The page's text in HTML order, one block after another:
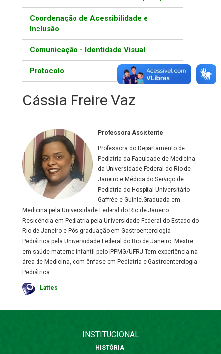
Coordenação de Acessibilidade e
Inclusão
Comunicação - Identidade Visual
Protocolo
Cássia Freire Vaz
Professora Assistente
Professora do Departamento de
Pediatria da Faculdade de Medicina
da Universidade Federal do Rio de
Janeiro e Médica do Serviço de
Pediatria do Hospital Universitário
Gaffrée e Guinle.Graduada em
Medicina pela Universidade Federal do Rio de Janeiro.
Residência em Pediatria pela Universidade Federal do Estado do
Rio de Janeiro e Pós graduação em Gastroenterologia
Pediátrica pela Universidade Federal do Rio de Janeiro. Mestre
em saúde materno infantil pelo IPPMG/UFRJ.Tem experiência na
área de Medicina, com ênfase em Pediatria e Gastroenterologia
Pediátrica
Lattes
INSTITUCIONAL
HISTÓRIA